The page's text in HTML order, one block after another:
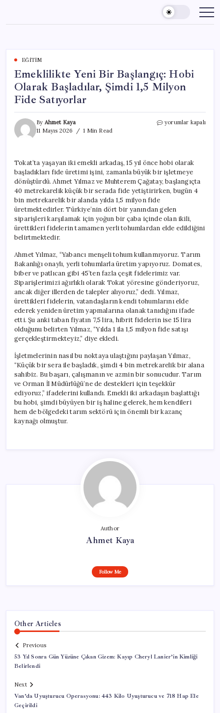
content
EĞITIM
Emeklilikte Yeni Bir Başlangıç: Hobi
Olarak Başladılar, Şimdi 1,5 Milyon
Fide Satıyorlar
By Ahmet Kaya
11 Mayıs 2026
1 Min Read
Emeklilikte
Olarak
Başladılar,
Şimdi
1,5
Milyon
Fide
Satıyorlar
için
yorumlar kapalı
Tokat’ta yaşayan iki emekli arkadaş, 15 yıl önce hobi olarak
başladıkları fide üretimi işini, zamanla büyük bir işletmeye
dönüştürdü. Ahmet Yılmaz ve Muhterem Çağatay, başlangıçta
40 metrekarelik küçük bir serada fide yetiştirirken, bugün 4
bin metrekarelik bir alanda yılda 1,5 milyon fide
üretmektedirler. Türkiye’nin dört bir yanından gelen
siparişleri karşılamak için yoğun bir çaba içinde olan ikili,
ürettikleri fidelerin tamamen yerli tohumlardan elde edildiğini
belirtmektedir.
Ahmet Yılmaz, “Yabancı menşeli tohum kullanmıyoruz. Tarım
Bakanlığı onaylı, yerli tohumlarla üretim yapıyoruz. Domates,
biber ve patlıcan gibi 45’ten fazla çeşit fidelerimiz var.
Siparişlerimizi ağırlıklı olarak Tokat yöresine gönderiyoruz,
ancak diğer illerden de talepler alıyoruz,” dedi. Yılmaz,
ürettikleri fidelerin, vatandaşların kendi tohumlarını elde
ederek yeniden üretim yapmalarına olanak tanıdığını ifade
etti. Şu anki taban fiyatın 7,5 lira, hibrit fidelerin ise 15 lira
olduğunu belirten Yılmaz, “Yılda 1 ila 1,5 milyon fide satışı
gerçekleştirmekteyiz,” diye ekledi.
İşletmelerinin nasıl bu noktaya ulaştığını paylaşan Yılmaz,
“Küçük bir sera ile başladık, şimdi 4 bin metrekarelik bir alana
sahibiz. Bu başarı, çalışmanın ve azmin bir sonucudur. Tarım
ve Orman İl Müdürlüğü’ne de destekleri için teşekkür
ediyoruz,” ifadelerini kullandı. Emekli iki arkadaşın başlattığı
bu hobi, şimdi büyüyen bir iş haline gelerek, hem kendileri
hem de bölgedeki tarım sektörü için önemli bir kazanç
kaynağı olmuştur.
Author
Ahmet Kaya
Follow Me
Other Articles
Previous
53 Yıl Sonra Gün Yüzüne Çıkan Gizem: Kayıp Cheryl Lanier’in Kimliği
Belirlendi
Next
Van’da Uyuşturucu Operasyonu: 443 Kilo Uyuşturucu ve 718 Hap Ele
Geçirildi